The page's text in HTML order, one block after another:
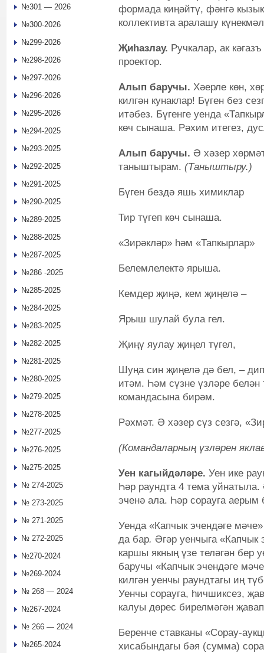
формада киңәйтү, фәнгә
коллективта аралашу
Җиһазлау. Ручкалар, ак
проектор.
Алып баручы. Хәерле көн,
килгән кунаклар! Бүген без
итәбез. Бүгенге уенда
көч сынаша. Рәхим итегез,
Алып баручы. Ә хәзер
таныштырам. (Таныштыру.)
Бүген бездә яшь химиклар
Тир түгеп көч сынаша.
«Зирәкләр» һәм «Тапкырлар»
Белемлелектә ярыша.
Кемдер җиңә, кем җиңелә –
Ярыш шулай була гел.
Җиңү яулау җиңел түгел,
Шуңа син җиңелә дә бел, –
итәм. Һәм сүзне үзләре
командасына бирәм.
Рәхмәт. Ә хәзер сүз сезгә,
(Командаларның үзләрен
Уен кагыйдәләре. Уен ике
Һәр раундта 4 тема
эченә ала. Һәр сорауга аерым
Уенда «Капчык эчендәге
да бар. Әгәр уенчыга «Капчык
каршы якның үзе теләгән
баручы «Капчык эчендәге
килгән уенчы раундтагы иң
Уенчы сорауга, һичшиксез,
калуы дөрес бирелмәгән
Беренче ставканы «Сорау-
хисабындагы бәя (сумма)
№301 — 2026
№300-2026
№299-2026
№298-2026
№297-2026
№296-2026
№295-2026
№294-2025
№293-2025
№292-2025
№291-2025
№290-2025
№289-2025
№288-2025
№287-2025
№286 -2025
№285-2025
№284-2025
№283-2025
№282-2025
№281-2025
№280-2025
№279-2025
№278-2025
№277-2025
№276-2025
№275-2025
№ 274-2025
№ 273-2025
№ 271-2025
№ 272-2025
№270-2024
№269-2024
№ 268 — 2024
№267-2024
№ 266 — 2024
№265-2024